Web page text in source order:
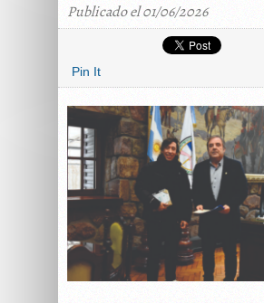
Publicado el 01/06/2026
Pin It